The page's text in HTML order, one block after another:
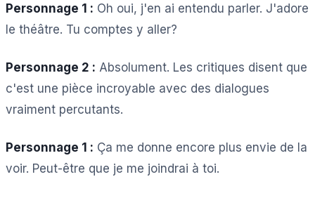
Personnage 1 : Oh oui, j'en ai entendu parler. J'adore
le théâtre. Tu comptes y aller?
Personnage 2 : Absolument. Les critiques disent que
c'est une pièce incroyable avec des dialogues
vraiment percutants.
Personnage 1 : Ça me donne encore plus envie de la
voir. Peut-être que je me joindrai à toi.